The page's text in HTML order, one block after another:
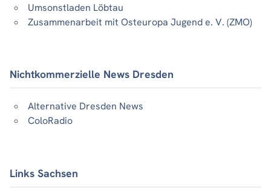
Umsonstladen Löbtau
Zusammenarbeit mit Osteuropa Jugend e. V. (ZMO)
Nichtkommerzielle News Dresden
Alternative Dresden News
ColoRadio
Links Sachsen